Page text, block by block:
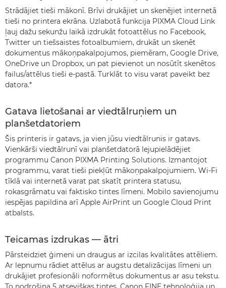
Strādājiet tieši mākonī. Brīvi drukājiet un skenējiet internetā
tieši no printera ekrāna. Uzlabotā funkcija PIXMA Cloud Link
ļauj dažu sekunžu laikā izdrukāt fotoattēlus no Facebook,
Twitter un tiešsaistes fotoalbumiem, drukāt un skenēt
dokumentus mākoņpakalpojumos, piemēram, Google Drive,
OneDrive un Dropbox, un pat pievienot un nosūtīt skenētos
failus/attēlus tieši e-pastā. Turklāt to visu varat paveikt bez
datora.*
Gatava lietošanai ar viedtālruņiem un
planšetdatoriem
Šis printeris ir gatavs, ja vien jūsu viedtālrunis ir gatavs.
Vienkārši viedtālrunī vai planšetdatorā lejupielādējiet
programmu Canon PIXMA Printing Solutions. Izmantojot
programmu, varat tieši piekļūt mākoņpakalpojumiem. Wi-Fi
tīklā vai internetā varat pat skatīt printera statusu,
rokasgrāmatu vai faktisko tintes līmeni. Mobilo savienojumu
iespējas papildina arī Apple AirPrint un Google Cloud Print
atbalsts.
Teicamas izdrukas — ātri
Pārsteidziet ģimeni un draugus ar izcilas kvalitātes attēliem.
Ar lepnumu rādiet attēlus ar augstu detalizācijas līmeni un
drukājiet profesionāli noformētus dokumentus ar asu tekstu.